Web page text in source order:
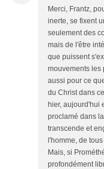
Merci, Frantz,
inerte, se fixent
seulement des
mais de l'être
que puissent
mouvements les
aussi pour ce
du Christ dans
hier, aujourd'hui
proclamé dans
transcende et
l'homme, de
Mais, si
profondément